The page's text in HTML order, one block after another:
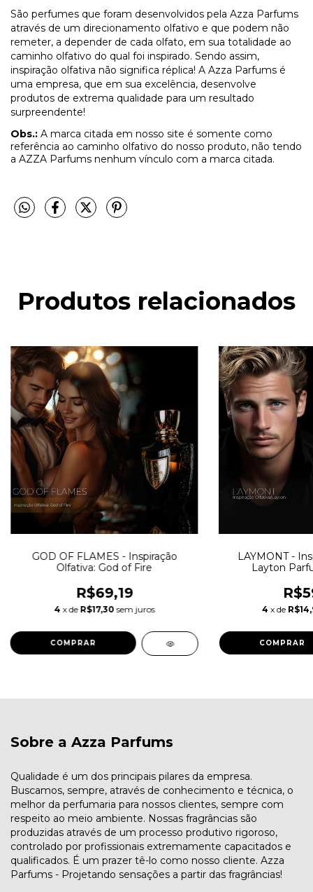
São perfumes que foram desenvolvidos pela Azza Parfums
através de um direcionamento olfativo e que podem não
remeter, a depender de cada olfato, em sua totalidade ao
caminho olfativo do qual foi inspirado. Sendo assim,
inspiração olfativa não significa réplica! A Azza Parfums é
uma empresa, que em sua excelência, desenvolve
produtos de extrema qualidade para um resultado
surpreendente!
Obs.: A marca citada em nosso site é somente como
referência ao caminho olfativo do nosso produto, não tendo
a AZZA Parfums nenhum vínculo com a marca citada.
Produtos relacionados
GOD OF FLAMES - Inspiração
Olfativa: God of Fire
R$69,19
4 x de R$17,30 sem juros
COMPRAR
LAYMONT -
Layton
4 x de
COMPRAR
Sobre a Azza Parfums
Qualidade é um dos principais pilares da empresa.
Buscamos, sempre, através de conhecimento e técnica, o
melhor da perfumaria para nossos clientes, sempre com
respeito ao meio ambiente. Nossas fragrâncias são
produzidas através de um processo produtivo rigoroso,
controlado por profissionais extremamente capacitados e
qualificados. É um prazer tê-lo como nosso cliente. Azza
Parfums - Projetando sensações a partir das fragrâncias!